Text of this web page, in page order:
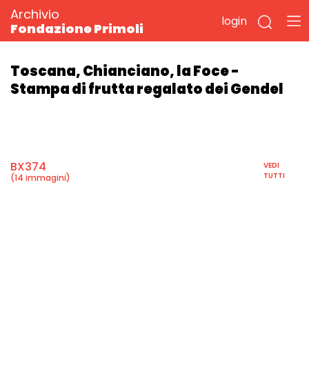
Archivio
Fondazione Primoli
login
Toscana, Chianciano, la Foce -
Stampa di frutta regalato dei Gendel
BX374
(14 immagini)
VEDI
TUTTI